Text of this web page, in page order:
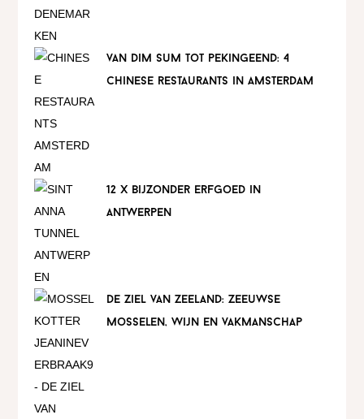
van dim sum tot pekingeend: 4
chinese restaurants in amsterdam
12 x bijzonder erfgoed in
antwerpen
de ziel van zeeland: zeeuwse
mosselen, wijn en vakmanschap